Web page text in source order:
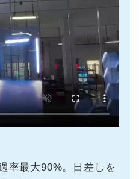
率最大90%。日差しを